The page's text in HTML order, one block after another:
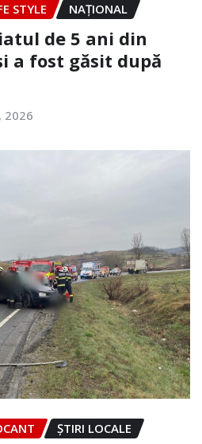
STYLE NAŢIONAL
de 5 ani din
a fost găsit după
2026
ȘTIRI LOCALE